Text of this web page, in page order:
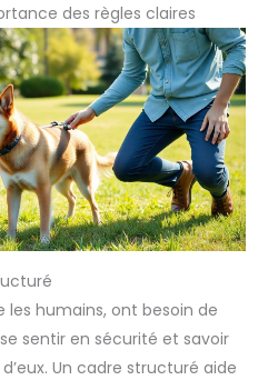
des règles claires
les humains, ont besoin de
sentir en sécurité et savoir
Un cadre structuré aide